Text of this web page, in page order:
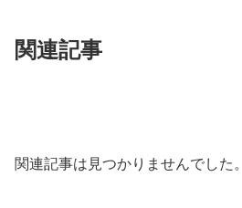
関連記事
関連記事は見つかりませんでした。